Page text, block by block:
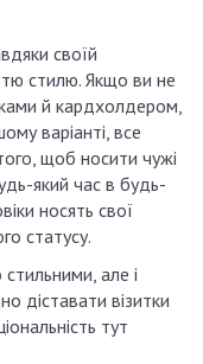
своїй
стилю. Якщо ви не
й кардхолдером,
варіанті, все
щоб носити чужі
який час в будь-
носять свої
статусу.
але і
діставати візитки
тут